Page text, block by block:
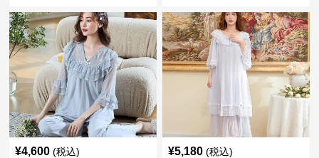
¥4,600 (税込) ¥5,180 (税込)